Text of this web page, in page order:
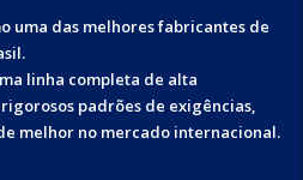
uma das melhores fabricantes de
linha completa de alta
padrões de exigências,
melhor no mercado internacional.